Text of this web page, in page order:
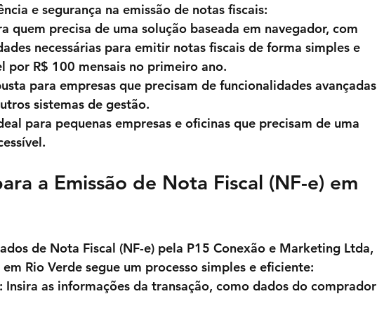
e segurança na emissão de notas fiscais:
quem precisa de uma solução baseada em navegador, com
necessárias para emitir notas fiscais de forma simples e
por R$ 100 mensais no primeiro ano.
para empresas que precisam de funcionalidades avançadas
sistemas de gestão.
para pequenas empresas e oficinas que precisam de uma
a Emissão de Nota Fiscal (NF-e) em
de Nota Fiscal (NF-e) pela P15 Conexão e Marketing Ltda,
em Rio Verde segue um processo simples e eficiente:
: Insira as informações da transação, como dados do comprador